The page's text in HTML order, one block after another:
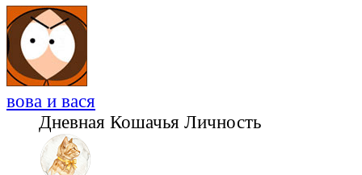
вова и вася
Дневная Кошачья Личность